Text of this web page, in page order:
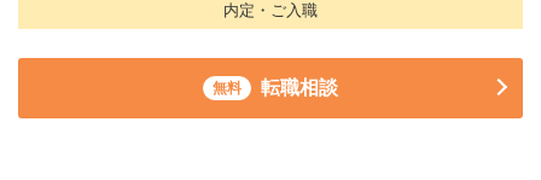
内定・ご入職
無料 転職相談